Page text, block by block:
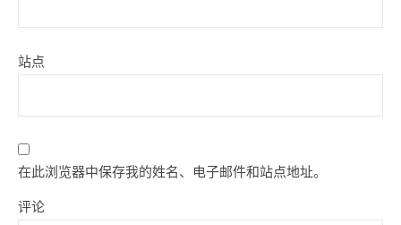
站点
在此浏览器中保存我的姓名、电子邮件和站点地址。
评论